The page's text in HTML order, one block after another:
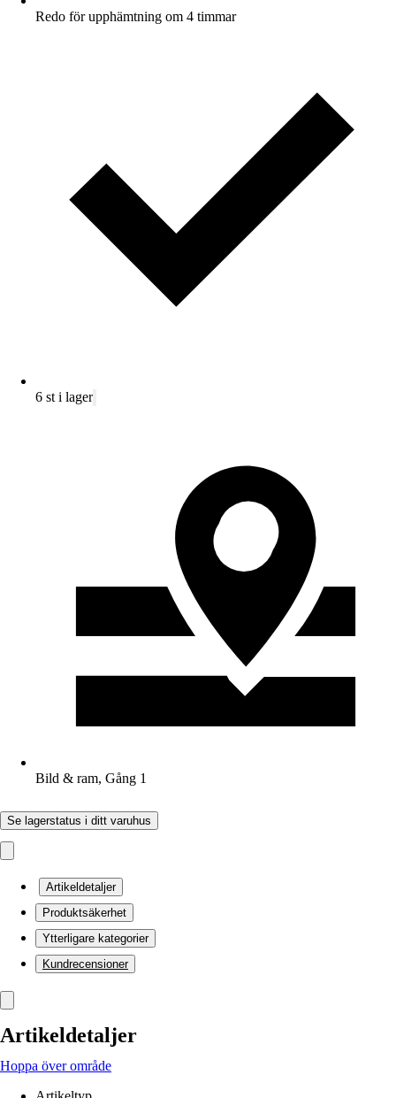
Redo för upphämtning om 4 timmar
6 st i lager
Bild & ram, Gång 1
Se lagerstatus i ditt varuhus
Artikeldetaljer
Produktsäkerhet
Ytterligare kategorier
Kundrecensioner
Artikeldetaljer
Hoppa över område